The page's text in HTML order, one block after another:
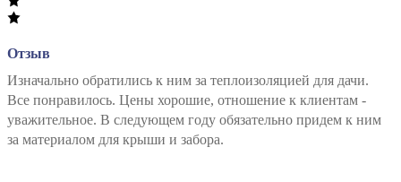
Отзыв
Изначально обратились к ним за теплоизоляцией для дачи.
Все понравилось. Цены хорошие, отношение к клиентам -
уважительное. В следующем году обязательно придем к ним
за материалом для крыши и забора.